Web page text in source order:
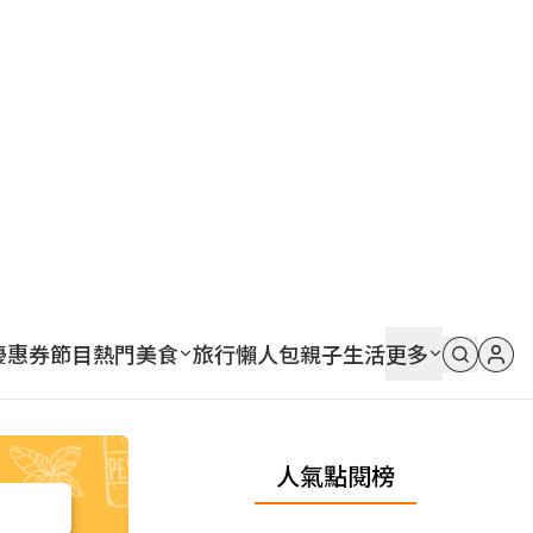
惠券節目熱門美食 旅行懶人包親子生活更多
人氣點閱榜